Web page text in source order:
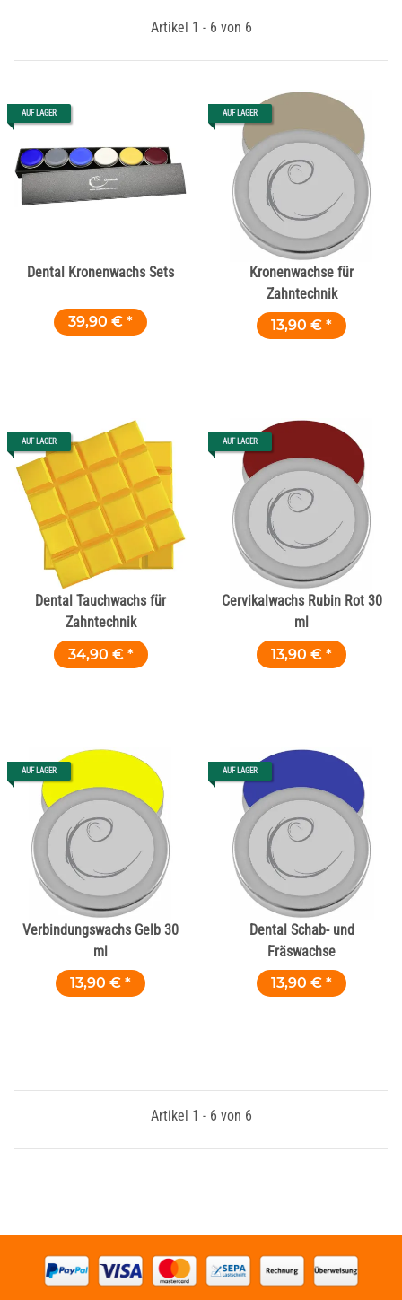
Artikel 1 - 6 von 6
AUF LAGER
Dental Kronenwachs Sets
39,90 € *
AUF LAGER
Kronenwachse für
Zahntechnik
13,90 € *
AUF LAGER
Dental Tauchwachs für
Zahntechnik
34,90 € *
AUF LAGER
Cervikalwachs Rubin Rot 30
ml
13,90 € *
AUF LAGER
Verbindungswachs Gelb 30
ml
13,90 € *
AUF LAGER
Dental Schab- und
Fräswachse
13,90 € *
Artikel 1 - 6 von 6